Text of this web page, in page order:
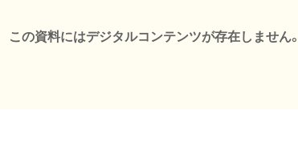
この資料にはデジタルコンテンツが存在しません。